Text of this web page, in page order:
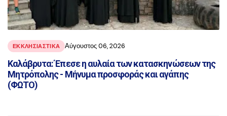
ΕΚΚΛΗΣΙΑΣΤΙΚΑ Αύγουστος 06, 2026
Καλάβρυτα: Έπεσε η αυλαία των κατασκηνώσεων της
Μητρόπολης - Μήνυμα προσφοράς και αγάπης
(ΦΩΤΟ)